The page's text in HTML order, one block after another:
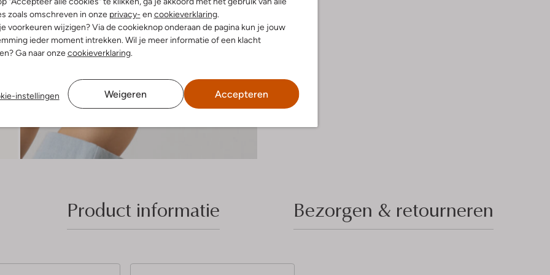
zoals omschreven in onze privacy- en cookieverklaring.
voorkeuren wijzigen? Via de cookieknop onderaan de pagina kun je jouw
ieder moment intrekken. Wil je meer informatie of een klacht
Ga naar onzecookieverklaring.
instellingen Weigeren Accepteren
Product informatie Bezorgen & retourneren